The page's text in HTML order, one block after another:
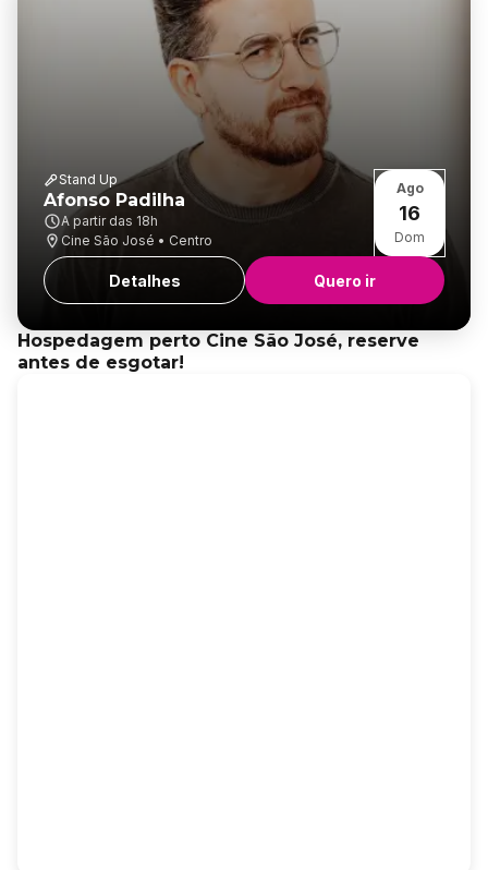
Stand Up
Afonso Padilha
A partir das 18h
Cine São José • Centro
Ago
16
Dom
Detalhes Quero ir
Hospedagem perto Cine São José, reserve
antes de esgotar!